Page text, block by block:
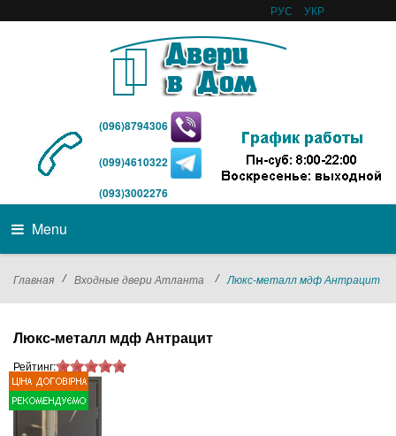
РУС УКР
(096)8794306
(099)4610322
(093)3002276
Menu
Главная / Входные двери Атланта / Люкс-металл мдф Антрацит
Люкс-металл мдф Антрацит
Рейтинг: